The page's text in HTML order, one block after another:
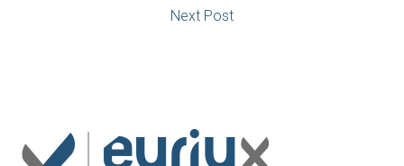
Next Post